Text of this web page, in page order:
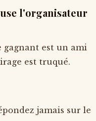
l'organisateur
est un ami
est truqué.
jamais sur le